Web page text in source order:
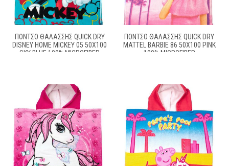
ΠΌΝΤΣΟ ΘΑΛΆΣΣΗΣ QUICK DRY
DISNEY HOME MICKEY 05 50X100
SKY BLUE 100% MICROFIBER
ΠΌΝΤΣΟ ΘΑΛΆΣΣΗΣ QUICK DRY
MATTEL BARBIE 86 50X100 PINK
100% MICROFIBER